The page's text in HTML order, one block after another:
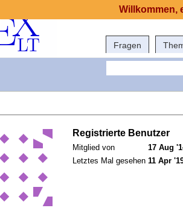
Fragen
Registrierte Benutzer
Mitglied von
17 Aug
Letztes Mal gesehen 11 Apr
Willkommen,